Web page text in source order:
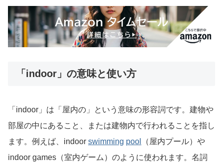
「indoor」の意味と使い方
「indoor」は「屋内の」という意味の形容詞です。建物や
部屋の中にあること、または建物内で行われることを指し
ます。例えば、indoor swimming pool
（屋内プール）や
indoor games（室内ゲーム）のように使われます。名詞